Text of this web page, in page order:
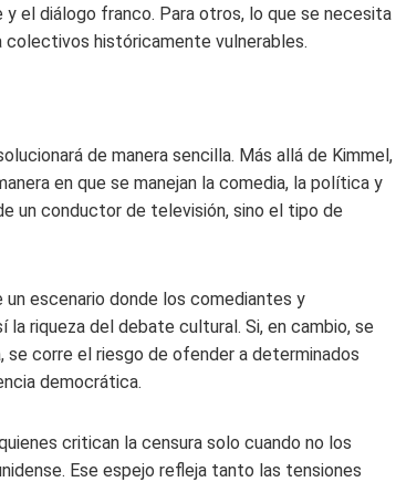
el diálogo franco. Para otros, lo que se necesita
colectivos históricamente vulnerables.
de manera sencilla. Más allá de Kimmel,
en que se manejan la comedia, la política y
un conductor de televisión, sino el tipo de
un escenario donde los comediantes y
riqueza del debate cultural. Si, en cambio, se
se corre el riesgo de ofender a determinados
democrática.
critican la censura solo cuando no los
Ese espejo refleja tanto las tensiones